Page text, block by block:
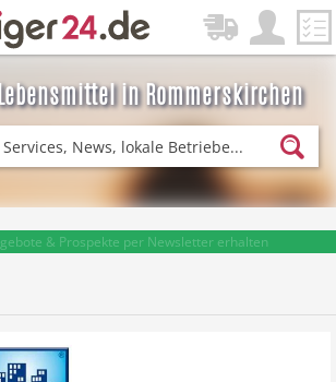
in Rommerskirchen
Einkaufen
News
& Prospekte per Newsletter erhalten